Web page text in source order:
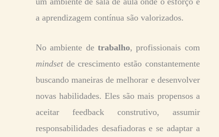
a aprendizagem contínua são valorizados.
No ambiente detrabalho, profissionais com
mindset de crescimento estão constantemente
buscando maneiras de melhorar e desenvolver
novas habilidades. Eles são mais propensos a
aceitar feedback construtivo, assumir
responsabilidades desafiadoras e se adaptar a